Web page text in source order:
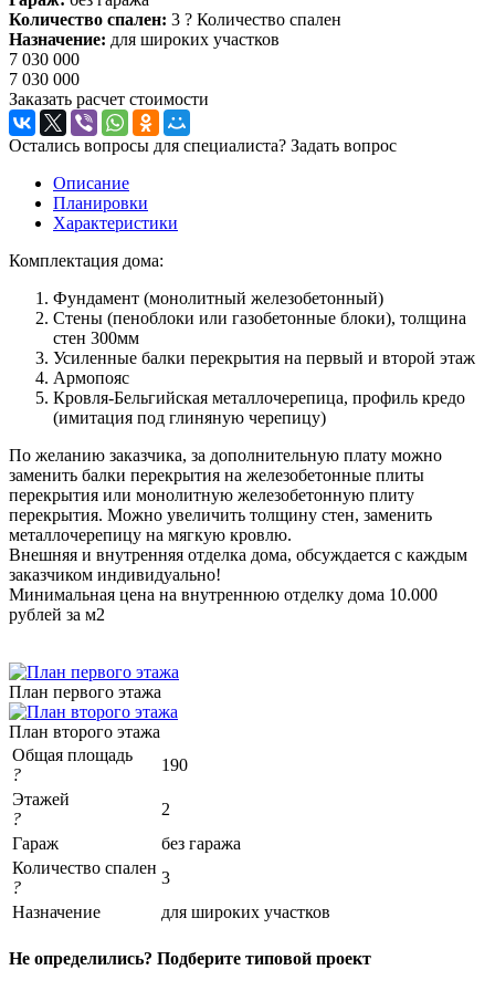
Количество спален: 3 ? Количество спален
Назначение: для широких участков
7 030 000
7 030 000
Заказать расчет стоимости
Остались вопросы для специалиста? Задать вопрос
Описание
Планировки
Характеристики
Комплектация дома:
Фундамент (монолитный железобетонный)
Стены (пеноблоки или газобетонные блоки), толщина
стен 300мм
Усиленные балки перекрытия на первый и второй этаж
Армопояс
Кровля-Бельгийская металлочерепица, профиль кредо
(имитация под глиняную черепицу)
По желанию заказчика, за дополнительную плату можно
заменить балки перекрытия на железобетонные плиты
перекрытия или монолитную железобетонную плиту
перекрытия. Можно увеличить толщину стен, заменить
металлочерепицу на мягкую кровлю.
Внешняя и внутренняя отделка дома, обсуждается с каждым
заказчиком индивидуально!
Минимальная цена на внутреннюю отделку дома 10.000
рублей за м2
План первого этажа
План второго этажа
Общая площадь
?
190
Этажей
?
2
Гараж
без гаража
Количество спален
?
3
Назначение
для широких участков
Не определились? Подберите типовой проект